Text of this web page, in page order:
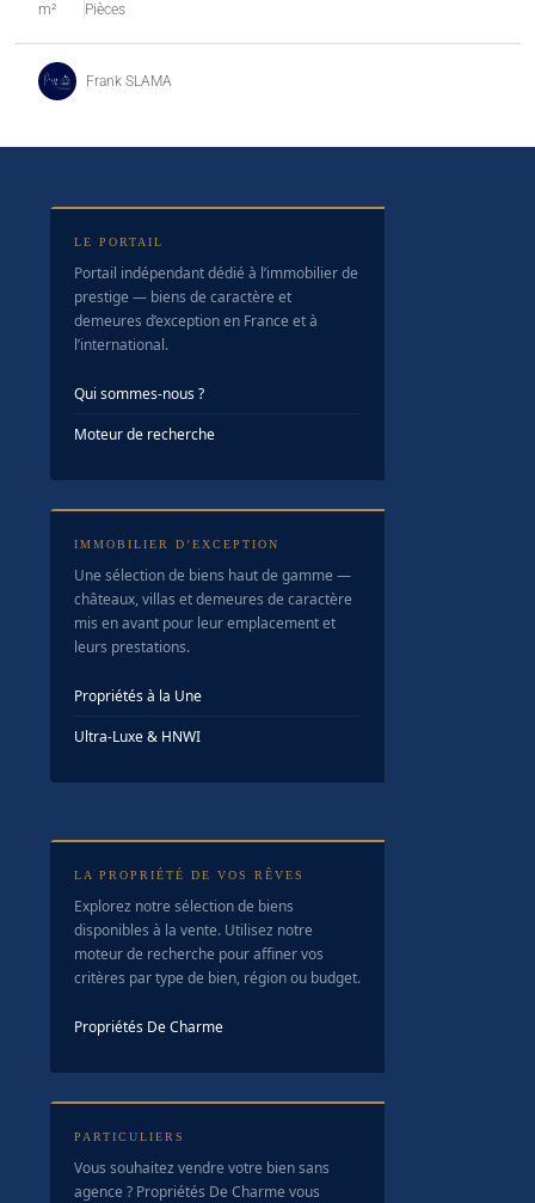
m² Pièces
Frank SLAMA
LE PORTAIL
Portail indépendant dédié à l’immobilier de
prestige — biens de caractère et
demeures d’exception en France et à
l’international.
Qui sommes-nous ?
Moteur de recherche
IMMOBILIER D’EXCEPTION
Une sélection de biens haut de gamme —
châteaux, villas et demeures de caractère
mis en avant pour leur emplacement et
leurs prestations.
Propriétés à la Une
Ultra-Luxe & HNWI
LA PROPRIÉTÉ DE VOS RÊVES
Explorez notre sélection de biens
disponibles à la vente. Utilisez notre
moteur de recherche pour affiner vos
critères par type de bien, région ou budget.
Propriétés De Charme
PARTICULIERS
Vous souhaitez vendre votre bien sans
agence ? Propriétés De Charme vous